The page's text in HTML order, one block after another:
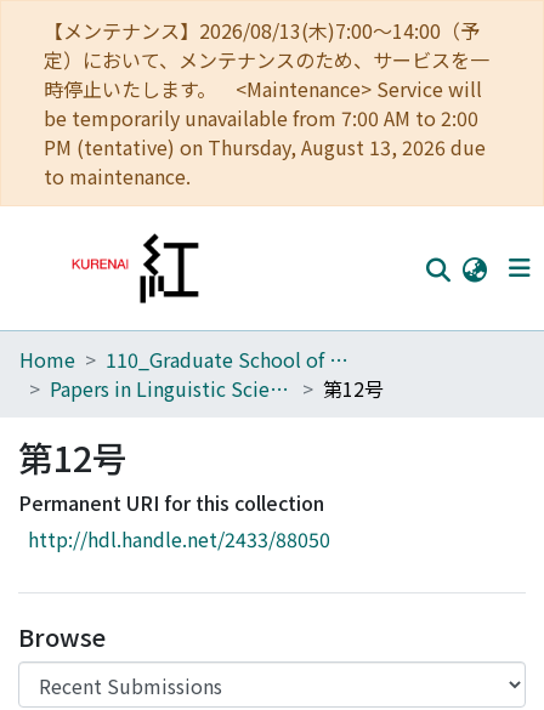
【メンテナンス】2026/08/13(木)7:00～14:00（予
定）において、メンテナンスのため、サービスを一
時停止いたします。 <Maintenance> Service will
be temporarily unavailable from 7:00 AM to 2:00
PM (tentative) on Thursday, August 13, 2026 due
to maintenance.
Home
Browse
Download Ranking
Access Statistics
Home
110_Graduate School of Human and Environmental Studies
Papers in Linguistic Science
第12号
第12号
Permanent URI for this collection
http://hdl.handle.net/2433/88050
Browse